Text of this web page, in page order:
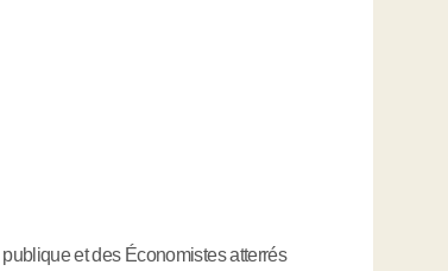
et des Économistes atterrés